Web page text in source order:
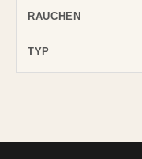
RAUCHEN
TYP